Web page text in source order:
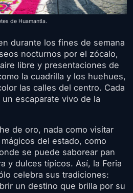
de Huamantla.
durante los fines de semana
nocturnos por el zócalo,
libre y presentaciones de
la cuadrilla y los huehues,
las calles del centro. Cada
escaparate vivo de la
de oro, nada como visitar
del estado, como
se puede saborear pan
y dulces típicos. Así, la Feria
celebra sus tradiciones:
un destino que brilla por su